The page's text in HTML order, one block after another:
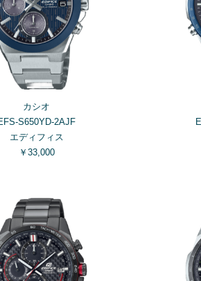
カシオ
S650YD-2AJF
エディフィス
￥33,000